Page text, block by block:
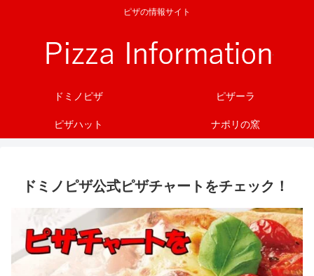
ピザの情報サイト
ドミノピザ ピザーラ
ピザハット ナポリの窯
ドミノピザ公式ピザチャートをチェック！